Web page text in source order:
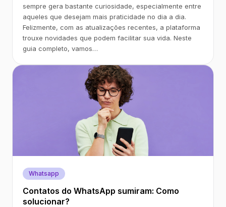
sempre gera bastante curiosidade, especialmente entre
aqueles que desejam mais praticidade no dia a dia.
Felizmente, com as atualizações recentes, a plataforma
trouxe novidades que podem facilitar sua vida. Neste
guia completo, vamos…
Whatsapp
Contatos do WhatsApp sumiram: Como
solucionar?